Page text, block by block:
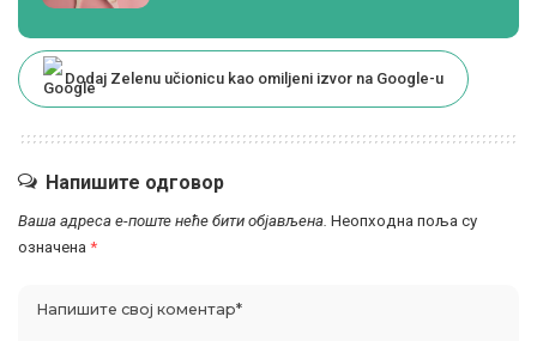
Dodaj Zelenu učionicu kao omiljeni izvor na Google-u
Напишите одговор
Ваша адреса е-поште неће бити објављена. Неопходна поља су
означена *